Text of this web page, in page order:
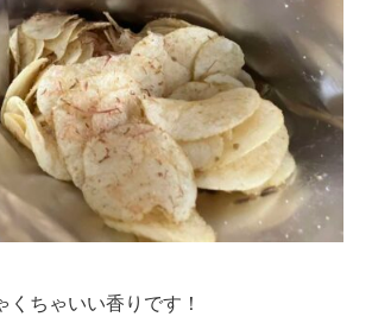
くちゃいい香りです！